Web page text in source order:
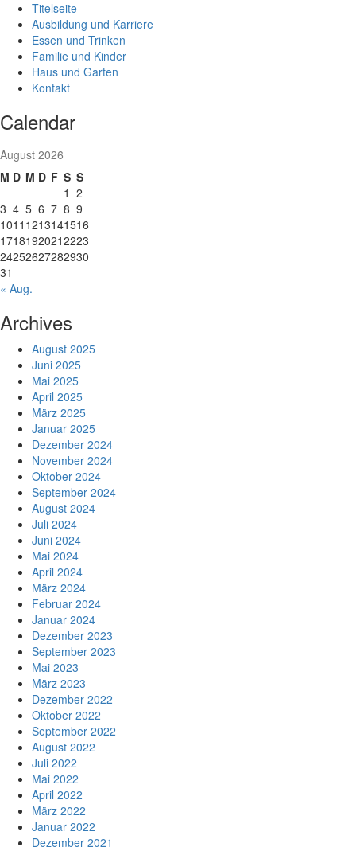
Skip
content
Titelseite
Ausbildung und Karriere
Essen und Trinken
Familie und Kinder
Haus und Garten
Kontakt
Calendar
August 2026
M D M D F S S
1 2
3 4 5 6 7 8 9
1011 1213141516
17181920212223
24252627282930
31
« Aug.
Archives
August 2025
Juni 2025
Mai 2025
April 2025
März 2025
Januar 2025
Dezember 2024
November 2024
Oktober 2024
September 2024
August 2024
Juli 2024
Juni 2024
Mai 2024
April 2024
März 2024
Februar 2024
Januar 2024
Dezember 2023
September 2023
Mai 2023
März 2023
Dezember 2022
Oktober 2022
September 2022
August 2022
Juli 2022
Mai 2022
April 2022
März 2022
Januar 2022
Dezember 2021